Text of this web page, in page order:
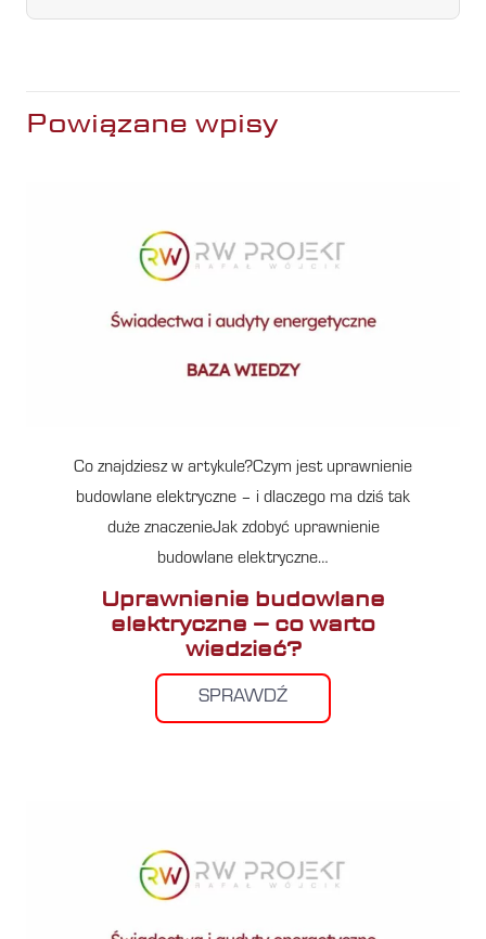
Powiązane wpisy
Co znajdziesz w artykule?Czym jest uprawnienie
budowlane elektryczne – i dlaczego ma dziś tak
duże znaczenieJak zdobyć uprawnienie
budowlane elektryczne…
Uprawnienie budowlane
elektryczne – co warto
wiedzieć?
SPRAWDŹ